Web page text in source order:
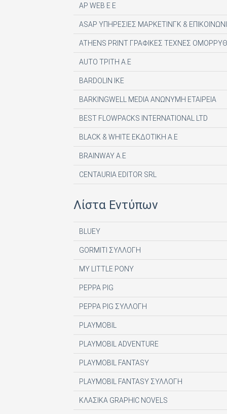
AP WEB Ε Ε
ASAP ΥΠΗΡΕΣΙΕΣ ΜΑΡΚΕΤΙΝΓΚ &
ATHENS PRINT ΓΡΑΦΙΚΕΣ ΤΕΧΝΕΣ
AUTO ΤΡΙΤΗ Α.Ε
BARDOLIN ΙΚΕ
BARKINGWELL MEDIA ΑΝΩΝΥΜΗ ΕΤΑΙΡΕΙΑ
BEST FLOWPACKS INTERNATIONAL LTD
BLACK & WHITE ΕΚΔΟΤΙΚΗ Α.Ε
BRAINWAY A.E
CENTAURIA EDITOR SRL
DIGITAL CONTENT S.A.
DIGITAL MEDIA EPTA LTD ΥΠΟΚΑΤΑΣΤΗΜΑ
DOCUMENTO MEDIA ΜΟΝΟΠΡΟΣΩΠΗ ΙΚΕ
EK ARCHITECTURAL PUBLICATIONS LTD
EMSE EDAPP
ETHOS MEDIA Α.Ε
EXPANSION CONSULTING SOLUTIONS ΕΠΕ
FINANCIAL MARTKETS VOICE AEE
FORWARD MEDIA ΙΚΕ
FULL MEDIA Ε Ε
Λίστα Εντύπων
BLUEY
GORMITI ΣΥΛΛΟΓΗ
MY LITTLE PONY
PEPPA PIG
PEPPA PIG ΣΥΛΛΟΓΗ
PLAYMOBIL
PLAYMOBIL ADVENTURE
PLAYMOBIL FANTASY
PLAYMOBIL FANTASY ΣΥΛΛΟΓΗ
ΚΛΑΣΙΚΑ GRAPHIC NOVELS